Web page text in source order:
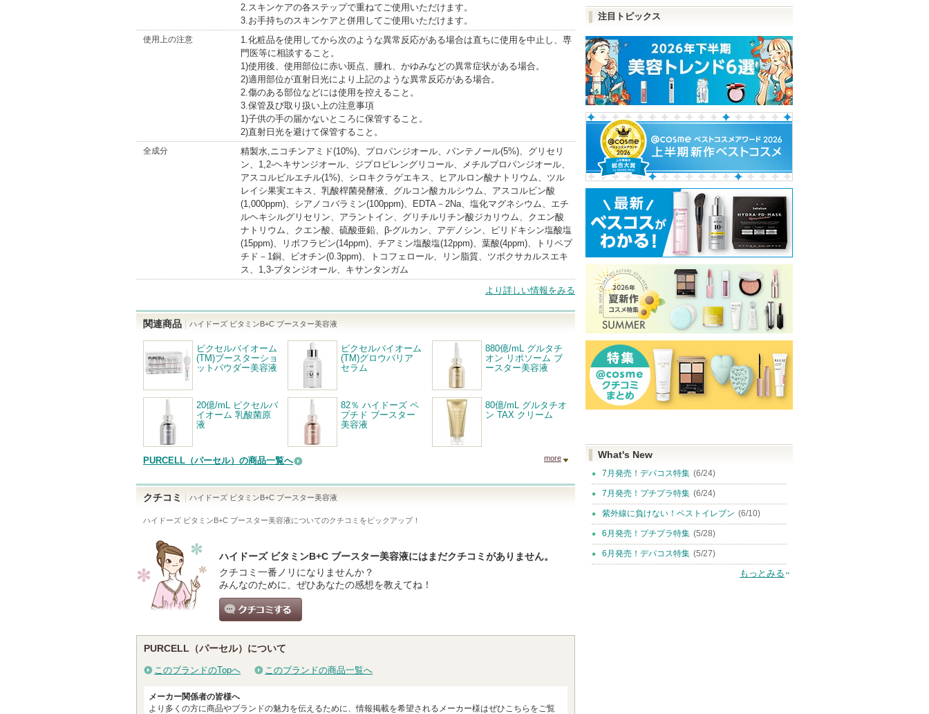
2.スキンケアの各ステップで重ねてご使用いただけます。
3.お手持ちのスキンケアと併用してご使用いただけます。
使用上の注意
1.化粧品を使用してから次のような異常反応がある場合は直ちに使用を中止し、専
門医等に相談すること。
1)使用後、使用部位に赤い斑点、腫れ、かゆみなどの異常症状がある場合。
2)適用部位が直射日光により上記のような異常反応がある場合。
2.傷のある部位などには使用を控えること。
3.保管及び取り扱い上の注意事項
1)子供の手の届かないところに保管すること。
2)直射日光を避けて保管すること。
全成分
精製水,ニコチンアミド(10%)、プロパンジオール、パンテノール(5%)、グリセリ
ン、1,2-ヘキサンジオール、ジプロピレングリコール、メチルプロパンジオール、
アスコルビルエチル(1%)、シロキクラゲエキス、ヒアルロン酸ナトリウム、ツル
レイシ果実エキス、乳酸桿菌発酵液、グルコン酸カルシウム、アスコルビン酸
(1,000ppm)、シアノコバラミン(100ppm)、EDTA－2Na、塩化マグネシウム、エチ
ルヘキシルグリセリン、アラントイン、グリチルリチン酸ジカリウム、クエン酸
ナトリウム、クエン酸、硫酸亜鉛、β-グルカン、アデノシン、ピリドキシン塩酸塩
(15ppm)、リボフラビン(14ppm)、チアミン塩酸塩(12ppm)、葉酸(4ppm)、トリペプ
チド－1銅、ビオチン(0.3ppm)、トコフェロール、リン脂質、ツボクサカルスエキ
ス、1,3-ブタンジオール、キサンタンガム
より詳しい情報をみる
関連商品 ハイドーズ ビタミンB+C ブースター美容液
ピクセルバイオーム
(TM)ブースターショ
ットパウダー美容液
ピクセルバイオーム
(TM)グロウバリア
セラム
880億/mL グルタチ
オン リポソーム ブ
ースター美容液
20億/mL ピクセルバ
イオーム 乳酸菌原
液
82％ ハイドーズ ペ
プチド ブースター
美容液
80億/mL グルタチオ
ン TAX クリーム
PURCELL（パーセル）の商品一覧へ more
クチコミ ハイドーズ ビタミンB+C ブースター美容液
ハイドーズ ビタミンB+C ブースター美容液についてのクチコミをピックアップ！
ハイドーズ ビタミンB+C ブースター美容液にはまだクチコミがありません。
クチコミ一番ノリになりませんか？
みんなのために、ぜひあなたの感想を教えてね！
PURCELL（パーセル）について
このブランドのTopへ このブランドの商品一覧へ
メーカー関係者の皆様へ
より多くの方に商品やブランドの魅力を伝えるために、情報掲載を希望されるメーカー様はぜひこちらをご覧
注目トピックス
What's New
7月発売！デパコス特集 (6/24)
7月発売！プチプラ特集 (6/24)
紫外線に負けない！ベストイレブン (6/10)
6月発売！プチプラ特集 (5/28)
6月発売！デパコス特集 (5/27)
もっとみる